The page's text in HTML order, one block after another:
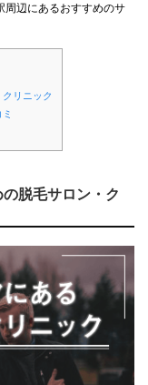
周辺にあるおすすめのサ
リニック
脱毛サロン・ク